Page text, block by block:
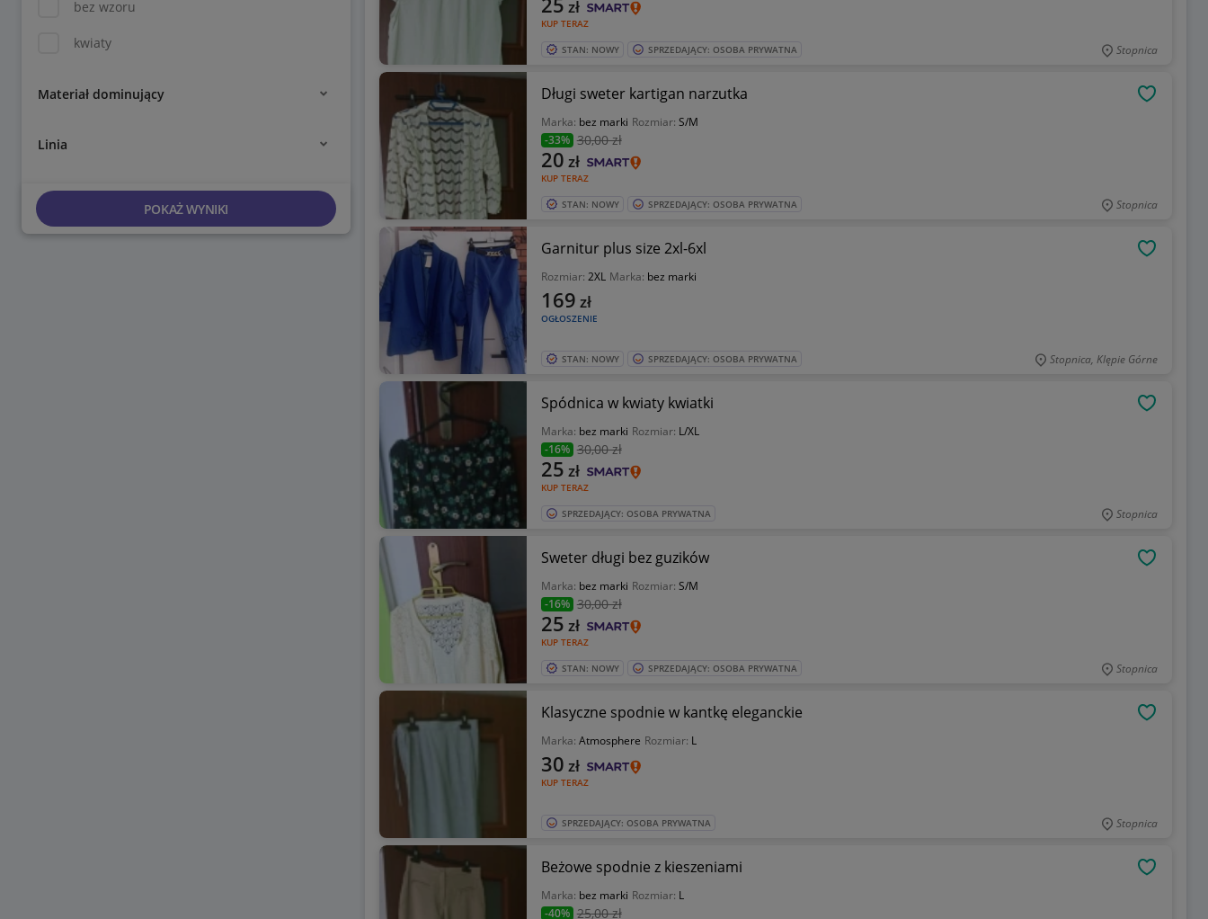
bez wzoru
kwiaty
Materiał dominujący
Linia
POKAŻ WYNIKI
KUP TERAZ
zł
STAN: NOWY SPRZEDAJĄCY: OSOBA PRYWATNA Stopnica
Długi sweter kartigan narzutka
Marka: bez marki Rozmiar: S/M
-33% 30,00 zł
KUP TERAZ
20 zł
STAN: NOWY SPRZEDAJĄCY: OSOBA PRYWATNA Stopnica
Garnitur plus size 2xl-6xl
Rozmiar: 2XL Marka: bez marki
OGŁOSZENIE
169 zł
STAN: NOWY SPRZEDAJĄCY: OSOBA PRYWATNA Stopnica, Klępie Górne
Spódnica w kwiaty kwiatki
Marka: bez marki Rozmiar: L/XL
-16% 30,00 zł
KUP TERAZ
25 zł
SPRZEDAJĄCY: OSOBA PRYWATNA Stopnica
Sweter długi bez guzików
Marka: bez marki Rozmiar: S/M
-16% 30,00 zł
KUP TERAZ
25 zł
STAN: NOWY SPRZEDAJĄCY: OSOBA PRYWATNA Stopnica
Klasyczne spodnie w kantkę eleganckie
Marka: Atmosphere Rozmiar: L
KUP TERAZ
30 zł
SPRZEDAJĄCY: OSOBA PRYWATNA Stopnica
Beżowe spodnie z kieszeniami
Marka: bez marki Rozmiar: L
-40% 25,00 zł